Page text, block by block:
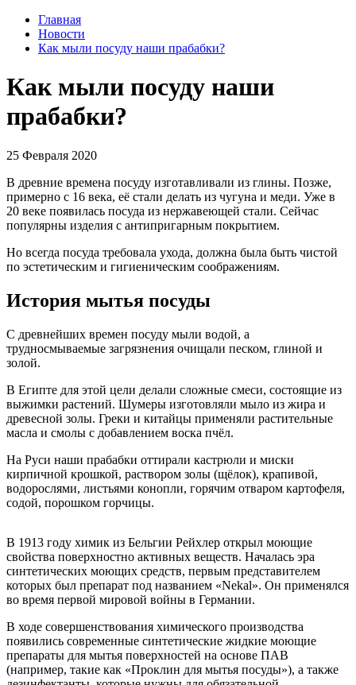
Главная
Новости
Как мыли посуду наши прабабки?
Как мыли посуду наши
прабабки?
25 Февраля 2020
В древние времена посуду изготавливали из глины. Позже,
примерно с 16 века, её стали делать из чугуна и меди. Уже в
20 веке появилась посуда из нержавеющей стали. Сейчас
популярны изделия с антипригарным покрытием.
Но всегда посуда требовала ухода, должна была быть чистой
по эстетическим и гигиеническим соображениям.
История мытья посуды
С древнейших времен посуду мыли водой, а
трудносмываемые загрязнения очищали песком, глиной и
золой.
В Египте для этой цели делали сложные смеси, состоящие из
выжимки растений. Шумеры изготовляли мыло из жира и
древесной золы. Греки и китайцы применяли растительные
масла и смолы с добавлением воска пчёл.
На Руси наши прабабки оттирали кастрюли и миски
кирпичной крошкой, раствором золы (щёлок), крапивой,
водорослями, листьями конопли, горячим отваром картофеля,
содой, порошком горчицы.
В 1913 году химик из Бельгии Рейхлер открыл моющие
свойства поверхностно активных веществ. Началась эра
синтетических моющих средств, первым представителем
которых был препарат под названием «Nekal». Он применялся
во время первой мировой войны в Германии.
В ходе совершенствования химического производства
появились современные синтетические жидкие моющие
препараты для мытья поверхностей на основе ПАВ
(например, такие как «Проклин для мытья посуды»), а также